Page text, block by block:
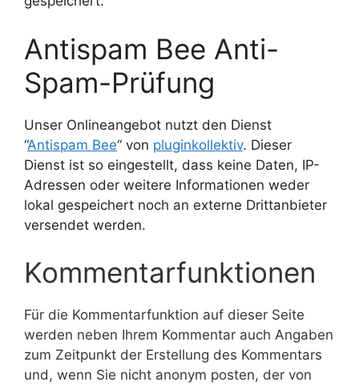
Antispam Bee Anti-
Spam-Prüfung
Unser Onlineangebot nutzt den Dienst
“Antispam Bee“ von pluginkollektiv. Dieser
Dienst ist so eingestellt, dass keine Daten, IP-
Adressen oder weitere Informationen weder
lokal gespeichert noch an externe Drittanbieter
versendet werden.
Kommentarfunktionen
Für die Kommentarfunktion auf dieser Seite
werden neben Ihrem Kommentar auch Angaben
zum Zeitpunkt der Erstellung des Kommentars
und, wenn Sie nicht anonym posten, der von